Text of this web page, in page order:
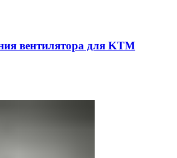
вентилятора для KTM